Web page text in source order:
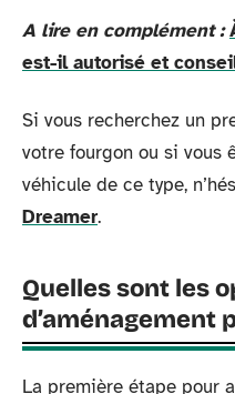
A lire en complément :
est-il autorisé et
Si vous recherchez un
votre fourgon ou si vous
véhicule de ce type,
Dreamer.
Quelles sont les
d’aménagement
La première étape pour